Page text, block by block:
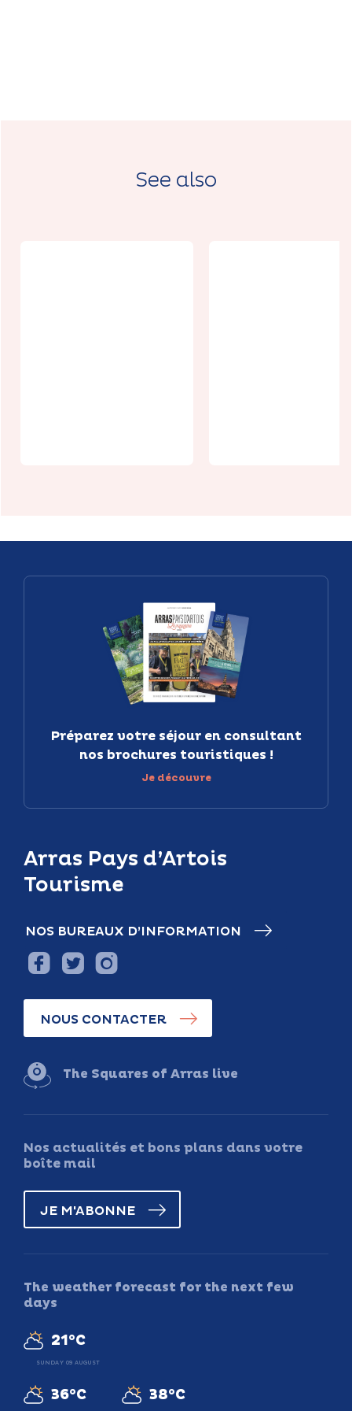
See also
Arras Pays d’Artois
Tourisme
NOS BUREAUX D’INFORMATION
NOUS CONTACTER
The Squares of Arras live
Nos actualités et bons plans dans votre
boîte mail
JE M'ABONNE
The weather forecast for the next few
days
21°C
SUNDAY 09 AUGUST
36°C 38°C
Préparez votre séjour en consultant
nos brochures touristiques !
Je découvre